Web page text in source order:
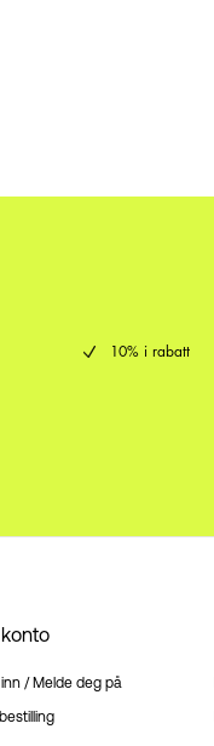
10% i rabatt
/ Melde deg på